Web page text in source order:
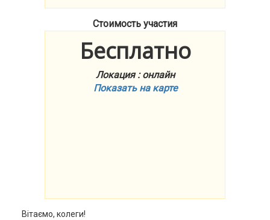
Стоимость участия
Бесплатно
Локация : онлайн
Показать на карте
Вітаємо, колеги!